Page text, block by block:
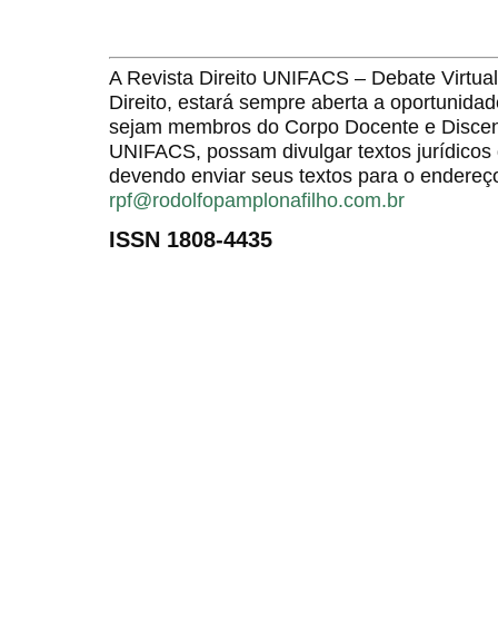
A Revista Direito UNIFACS – Debate
Direito, estará sempre aberta a
sejam membros do Corpo Docente e
UNIFACS, possam divulgar textos
devendo enviar seus textos para o
rpf@rodolfopamplonafilho.com.br
ISSN 1808-4435